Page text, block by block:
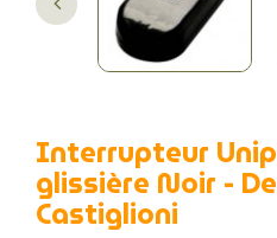
Interrupteur
glissière Noir -
Castiglioni